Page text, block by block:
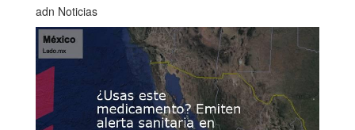
adn Noticias